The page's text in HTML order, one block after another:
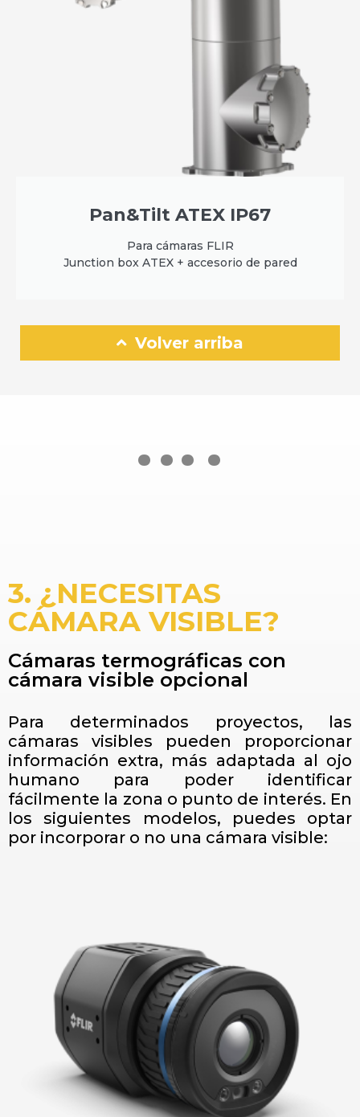
Pan&Tilt ATEX IP67
Para cámaras FLIR
Junction box ATEX + accesorio de pared
Volver arriba
….
3. ¿NECESITAS
CÁMARA VISIBLE?
Cámaras termográficas con
cámara visible opcional
Para determinados proyectos, las
cámaras visibles pueden proporcionar
información extra, más adaptada al ojo
humano para poder identificar
fácilmente la zona o punto de interés. En
los siguientes modelos, puedes optar
por incorporar o no una cámara visible: